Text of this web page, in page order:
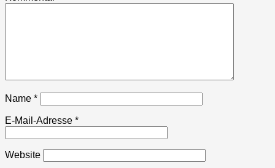
Name *
E-Mail-Adresse *
Website